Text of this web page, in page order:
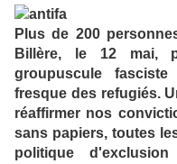
Plus de 200
Billère, le 12 mai,
groupuscule
fresque des refugiés.
réaffirmer nos
sans papiers, toutes
politique